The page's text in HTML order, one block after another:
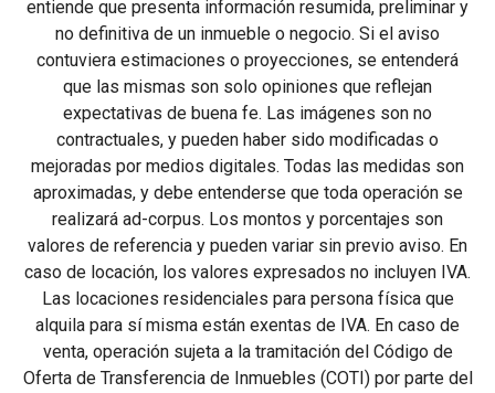
entiende que presenta información resumida, preliminar y
no definitiva de un inmueble o negocio. Si el aviso
contuviera estimaciones o proyecciones, se entenderá
que las mismas son solo opiniones que reflejan
expectativas de buena fe. Las imágenes son no
contractuales, y pueden haber sido modificadas o
mejoradas por medios digitales. Todas las medidas son
aproximadas, y debe entenderse que toda operación se
realizará ad-corpus. Los montos y porcentajes son
valores de referencia y pueden variar sin previo aviso. En
caso de locación, los valores expresados no incluyen IVA.
Las locaciones residenciales para persona física que
alquila para sí misma están exentas de IVA. En caso de
venta, operación sujeta a la tramitación del Código de
Oferta de Transferencia de Inmuebles (COTI) por parte del